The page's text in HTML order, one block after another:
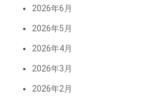
2026年6月
2026年5月
2026年4月
2026年3月
2026年2月